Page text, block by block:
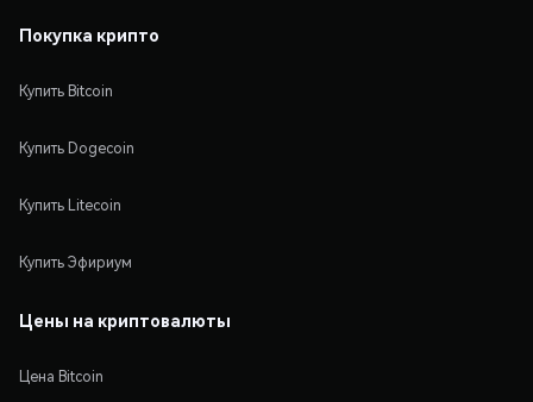
Покупка крипто
Купить Bitcoin
Купить Dogecoin
Купить Litecoin
Купить Эфириум
Цены на криптовалюты
Цена Bitcoin